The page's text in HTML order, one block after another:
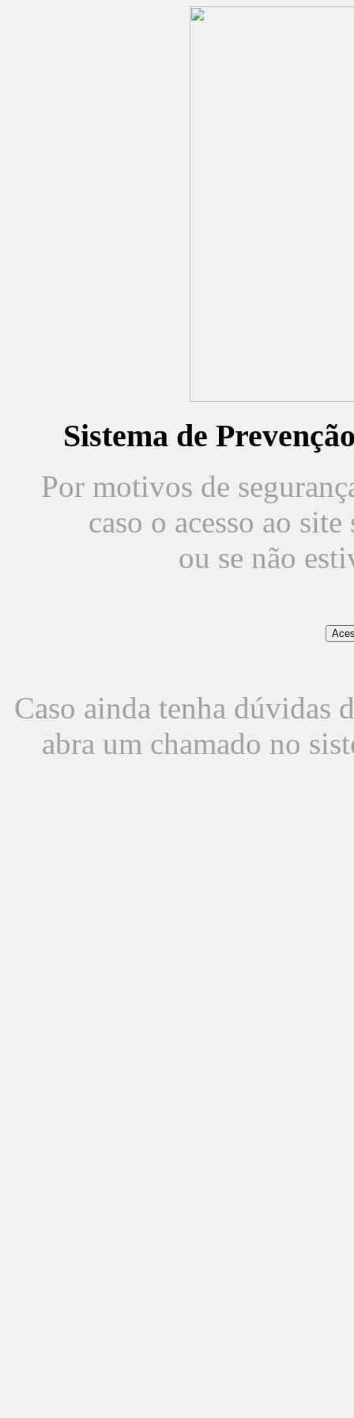
Sistema de
Por motivos de
caso o acesso ao
ou se não
Caso ainda tenha dúvidas
abra um chamado no